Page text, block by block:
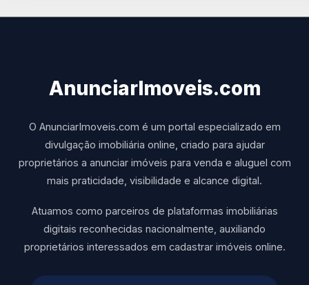
AnunciarImoveis.com
O AnunciarImoveis.com é um portal especializado em
divulgação imobiliária online, criado para ajudar
proprietários a anunciar imóveis para venda e aluguel com
mais praticidade, visibilidade e alcance digital.
Atuamos como parceiros de plataformas imobiliárias
digitais reconhecidas nacionalmente, auxiliando
proprietários interessados em cadastrar imóveis online.